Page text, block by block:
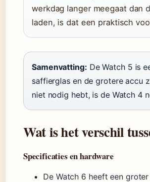
werkdag langer meegaat dan
laden, is dat een praktisch
Samenvatting: De Watch 5 is
saffierglas en de grotere accu
niet nodig hebt, is de Watch 4
Wat is het verschil
Specificaties en hardware
De Watch 6 heeft een